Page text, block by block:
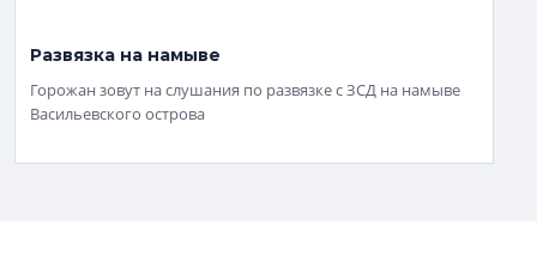
Развязка на намыве
Горожан зовут на слушания по развязке с ЗСД на намыве
Васильевского острова